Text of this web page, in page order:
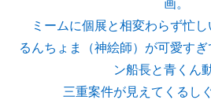
ミームに個展と相変わらず忙し
るんちょま（神絵師）が可愛す
ン船長と青くん
三重案件が見えてくるし